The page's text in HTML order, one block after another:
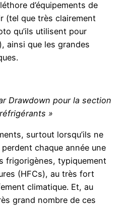
d’équipements de
(tel que très clairement
qu’ils utilisent pour
ainsi que les grandes
Drawdown pour la section
»
surtout lorsqu’ils ne
chaque année une
frigorigènes, typiquement
(HFCs), au très fort
climatique. Et, au
grand nombre de ces